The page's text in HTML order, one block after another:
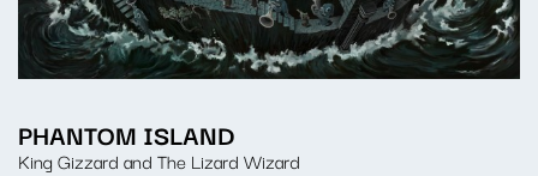
PHANTOM ISLAND
King Gizzard and The Lizard Wizard